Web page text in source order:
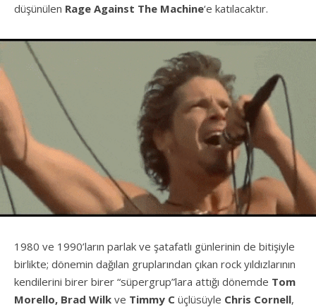
düşünülen Rage Against The Machine‘e katılacaktır.
1980 ve 1990’ların parlak ve şatafatlı günlerinin de bitişiyle
birlikte; dönemin dağılan gruplarından çıkan rock yıldızlarının
kendilerini birer birer “süpergrup”lara attığı dönemde Tom
Morello, Brad Wilk ve Timmy C üçlüsüyle Chris Cornell,